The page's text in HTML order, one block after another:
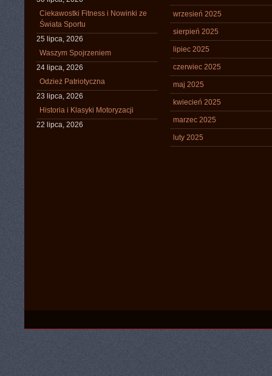
Ciekawostki Fitness i Nowinki ze
Świata Sportu
25 lipca, 2026
Waszym Spojrzeniem
24 lipca, 2026
Odzież Patriotyczna
23 lipca, 2026
Historia i Klasyki Motoryzacji
22 lipca, 2026
wrzesień 2025
sierpień 2025
lipiec 2025
czerwiec 2025
maj 2025
kwiecień 2025
marzec 2025
luty 2025